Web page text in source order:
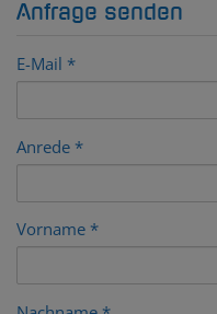
Anfrage senden
E-Mail
Anrede
Vorname